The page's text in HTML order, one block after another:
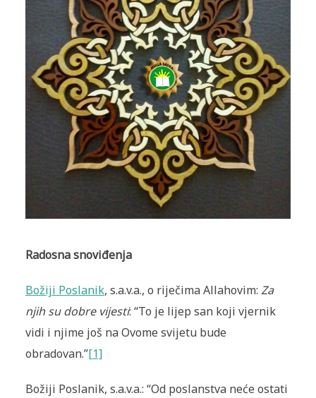
Radosna snoviđenja
Božiji Poslanik, s.a.v.a., o riječima Allahovim: Za
njih su dobre vijesti: “To je lijep san koji vjernik
vidi i njime još na Ovome svijetu bude
obradovan.”[1]
Božiji Poslanik, s.a.v.a.: “Od poslanstva neće ostati